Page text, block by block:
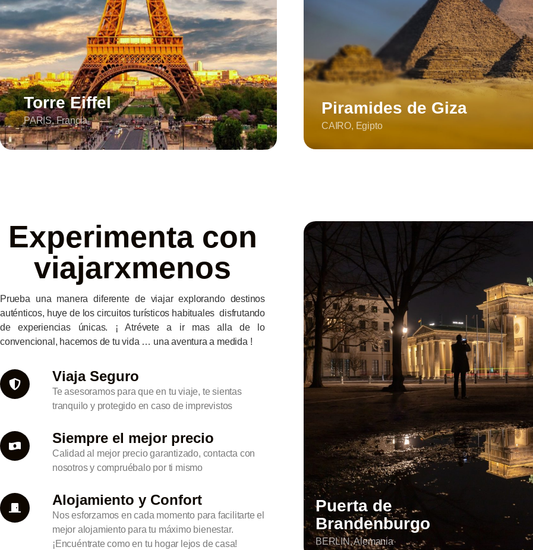
Torre Eiffel
PARIS, Francia
Piramides de Giza
CAIRO, Egipto
Experimenta con
viajarxmenos
Prueba una manera diferente de viajar explorando destinos
auténticos, huye de los circuitos turísticos habituales disfrutando
de experiencias únicas. ¡ Atrévete a ir mas alla de lo
convencional, hacemos de tu vida … una aventura a medida !
Viaja Seguro
Te asesoramos para que en tu viaje, te sientas
tranquilo y protegido en caso de imprevistos
Siempre el mejor precio
Calidad al mejor precio garantizado, contacta con
nosotros y compruébalo por ti mismo
Alojamiento y Confort
Nos esforzamos en cada momento para facilitarte el
mejor alojamiento para tu máximo bienestar.
¡Encuéntrate como en tu hogar lejos de casa!
Puerta de
Brandenburgo
BERLIN, Alemania